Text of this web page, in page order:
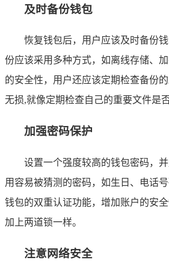
及时备份钱包
恢复钱包后，用户应该及时备份
份应该采用多种方式，如离线存储、
的安全性，用户还应该定期检查备份
无损,就像定期检查自己的重要文件是
加强密码保护
设置一个强度较高的钱包密码，
用容易被猜测的密码，如生日、电话
钱包的双重认证功能，增加账户的安全
加上两道锁一样。
注意网络安全